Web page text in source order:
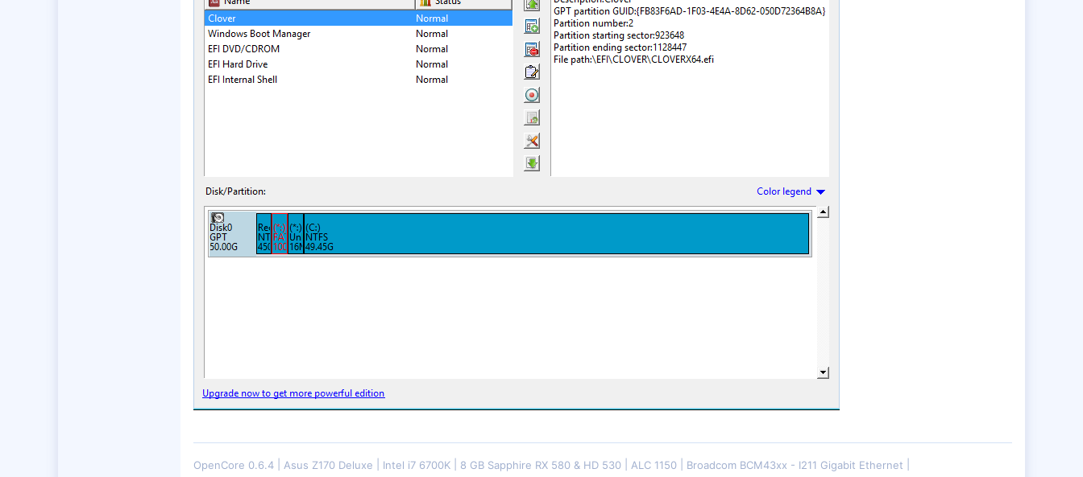
OpenCore 0.6.4 Asus Z170 Deluxe Intel i7 6700K 8 GB Sapphire RX 580 & HD 530 ALC 1150
Broadcom BCM43xx - I211 Gigabit Ethernet